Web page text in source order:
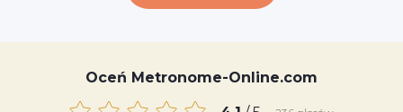
Oceń Metronome-Online.com